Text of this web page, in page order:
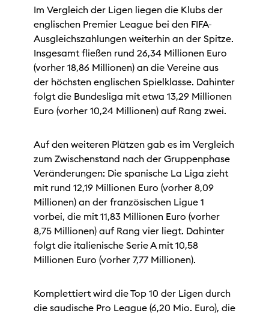
Im Vergleich der Ligen liegen die Klubs der
englischen Premier League bei den FIFA-
Ausgleichszahlungen weiterhin an der Spitze.
Insgesamt fließen rund 26,34 Millionen Euro
(vorher 18,86 Millionen) an die Vereine aus
der höchsten englischen Spielklasse. Dahinter
folgt die Bundesliga mit etwa 13,29 Millionen
Euro (vorher 10,24 Millionen) auf Rang zwei.
Auf den weiteren Plätzen gab es im Vergleich
zum Zwischenstand nach der Gruppenphase
Veränderungen: Die spanische La Liga zieht
mit rund 12,19 Millionen Euro (vorher 8,09
Millionen) an der französischen Ligue 1
vorbei, die mit 11,83 Millionen Euro (vorher
8,75 Millionen) auf Rang vier liegt. Dahinter
folgt die italienische Serie A mit 10,58
Millionen Euro (vorher 7,77 Millionen).
Komplettiert wird die Top 10 der Ligen durch
die saudische Pro League (6,20 Mio. Euro), die